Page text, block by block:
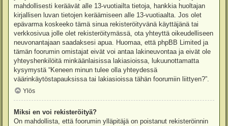
mahdollisesti keräävät alle 13-vuotiailta tietoja, hankkia huoltajan
kirjallisen luvan tietojen keräämiseen alle 13-vuotiaalta. Jos olet
epävarma koskeeko tämä sinua rekisteröityvänä käyttäjänä tai
verkkosivua jolle olet rekisteröitymässä, ota yhteyttä oikeudelliseen
neuvonantajaan saadaksesi apua. Huomaa, että phpBB Limited ja
tämän foorumin omistajat eivät voi antaa lakineuvontaa ja eivät ole
yhteyshenkilöitä minkäänlaisissa lakiasioissa, lukuunottamatta
kysymystä “Keneen minun tulee olla yhteydessä
väärinkäytöstapauksissa tai lakiasioissa tähän foorumiin liittyen?”.
Ylös
Miksi en voi rekisteröityä?
On mahdollista, että foorumin ylläpitäjä on poistanut rekisteröinnin